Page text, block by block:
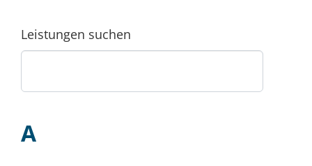
Leistungen suchen
A